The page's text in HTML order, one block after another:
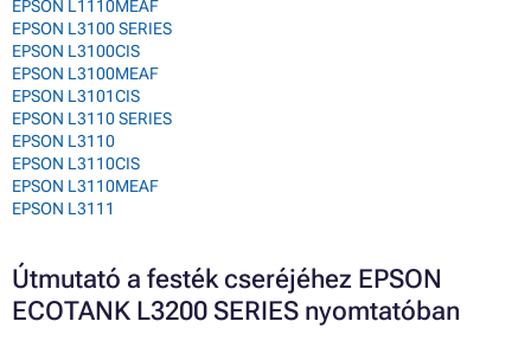
EPSON L1110MEAF
EPSON L3100 SERIES
EPSON L3100CIS
EPSON L3100MEAF
EPSON L3101CIS
EPSON L3110 SERIES
EPSON L3110
EPSON L3110CIS
EPSON L3110MEAF
EPSON L3111
Útmutató a festék cseréjéhez EPSON
ECOTANK L3200 SERIES nyomtatóban